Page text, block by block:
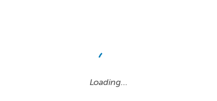
Loading…